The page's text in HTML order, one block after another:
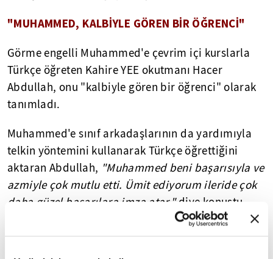
"MUHAMMED, KALBİYLE GÖREN BİR ÖĞRENCİ"
Görme engelli Muhammed'e çevrim içi kurslarla
Türkçe öğreten Kahire YEE okutmanı Hacer
Abdullah, onu "kalbiyle gören bir öğrenci" olarak
tanımladı.
Muhammed'e sınıf arkadaşlarının da yardımıyla
telkin yöntemini kullanarak Türkçe öğrettiğini
aktaran Abdullah, "Muhammed beni başarısıyla ve
azmiyle çok mutlu etti. Ümit ediyorum ileride çok
daha güzel başarılara imza atar."diye konuştu.
KURS ARKADAŞLARIYLA BULUŞMAK İÇİN 6 SAAT